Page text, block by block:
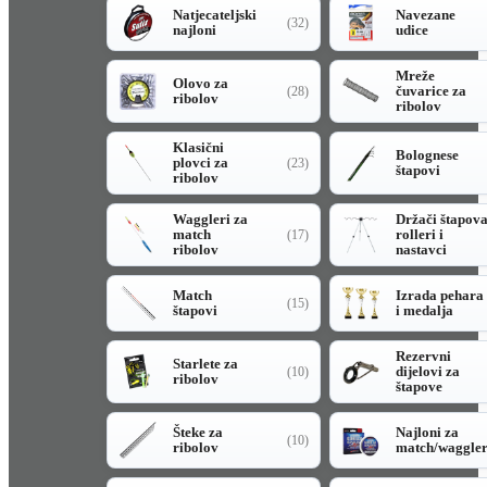
Natjecateljski
najloni
(32)
Navezane
udice
Olovo za
ribolov
(28)
Mreže
čuvarice za
ribolov
Klasični
plovci za
ribolov
(23)
Bolognese
štapovi
Waggleri za
match
ribolov
(17)
Držači štapova
rolleri i
nastavci
Match
štapovi
(15)
Izrada pehara
i medalja
Starlete za
ribolov
(10)
Rezervni
dijelovi za
štapove
Šteke za
ribolov
(10)
Najloni za
match/waggler